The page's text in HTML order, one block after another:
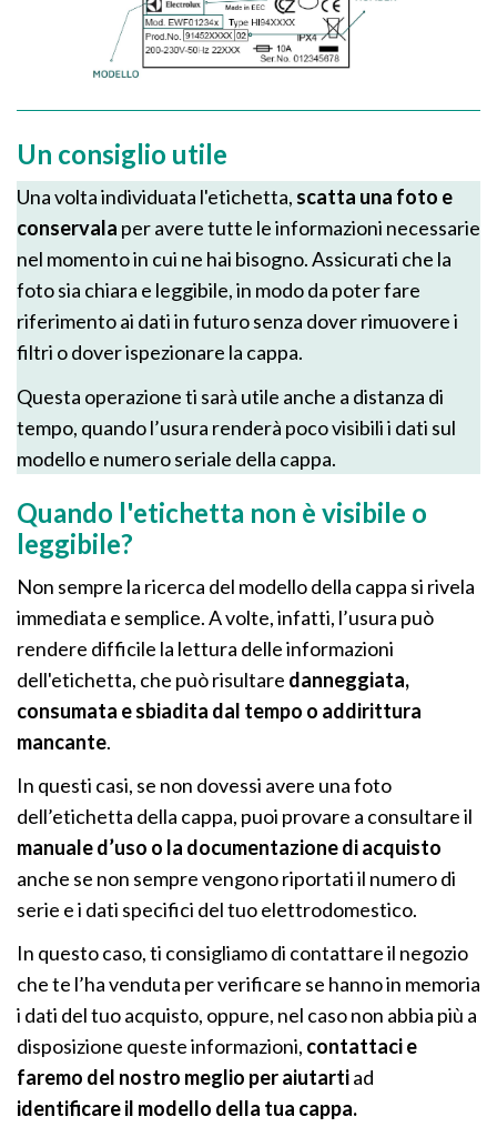
Un consiglio utile
Una volta individuata l'etichetta, scatta una foto e
conservala per avere tutte le informazioni necessarie
nel momento in cui ne hai bisogno. Assicurati che la
foto sia chiara e leggibile, in modo da poter fare
riferimento ai dati in futuro senza dover rimuovere i
filtri o dover ispezionare la cappa.
Questa operazione ti sarà utile anche a distanza di
tempo, quando l’usura renderà poco visibili i dati sul
modello e numero seriale della cappa.
Quando l'etichetta non è visibile o
leggibile?
Non sempre la ricerca del modello della cappa si rivela
immediata e semplice. A volte, infatti, l’usura può
rendere difficile la lettura delle informazioni
dell'etichetta, che può risultare danneggiata,
consumata e sbiadita dal tempo o addirittura
mancante.
In questi casi, se non dovessi avere una foto
dell’etichetta della cappa, puoi provare a consultare il
manuale d’uso o la documentazione di acquisto
anche se non sempre vengono riportati il numero di
serie e i dati specifici del tuo elettrodomestico.
In questo caso, ti consigliamo di contattare il negozio
che te l’ha venduta per verificare se hanno in memoria
i dati del tuo acquisto, oppure, nel caso non abbia più a
disposizione queste informazioni, contattaci e
faremo del nostro meglio per aiutartiad
identificare il modello della tua cappa.